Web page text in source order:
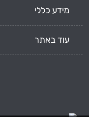
מידע כללי
עוד באתר